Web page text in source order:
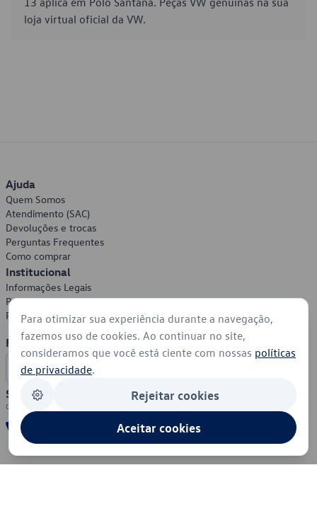
loja virtual oficial da VW.
Ajuda
Quem Somos
Atendimento (SAC)
Devoluções e trocas
Perguntas Frequentes
Como comprar
Institucional
Informações Legais
Política de Privacidade
Política de Cookies
Formas de Pagamento
Segurança
Para otimizar sua experiência durante a navegação,
fazemos uso de cookies. Ao continuar no site,
consideramos que você está ciente com nossas políticas
de privacidade.
Rejeitar cookies
Aceitar cookies